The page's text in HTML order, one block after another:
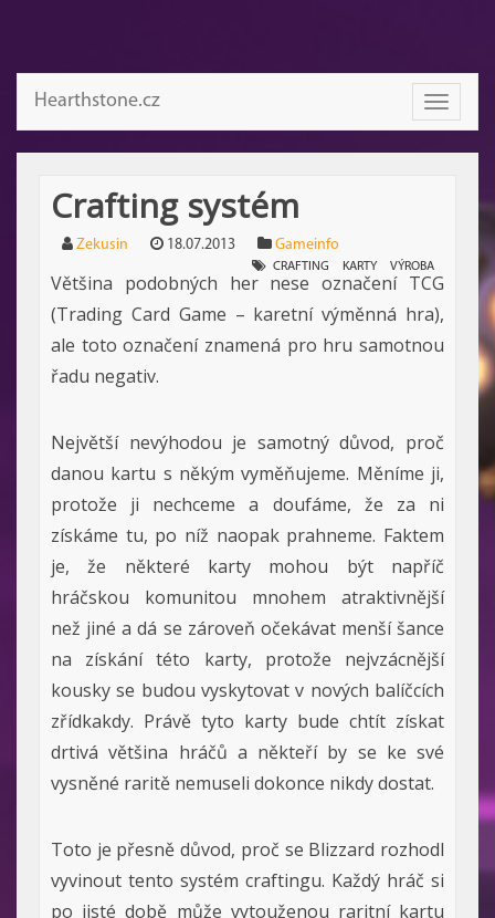
Toggle
Hearthstone.cz
Crafting systém
Zekusin 18.07.2013 Gameinfo
CRAFTING KARTY VÝROBA
Většina podobných her nese označení TCG
(Trading Card Game – karetní výměnná hra),
ale toto označení znamená pro hru samotnou
řadu negativ.
Největší nevýhodou je samotný důvod, proč
danou kartu s někým vyměňujeme. Měníme ji,
protože ji nechceme a doufáme, že za ni
získáme tu, po níž naopak prahneme. Faktem
je, že některé karty mohou být napříč
hráčskou komunitou mnohem atraktivnější
než jiné a dá se zároveň očekávat menší šance
na získání této karty, protože nejvzácnější
kousky se budou vyskytovat v nových balíčcích
zřídkakdy. Právě tyto karty bude chtít získat
drtivá většina hráčů a někteří by se ke své
vysněné raritě nemuseli dokonce nikdy dostat.
Toto je přesně důvod, proč se Blizzard rozhodl
vyvinout tento systém craftingu. Každý hráč si
po jisté době může vytouženou raritní kartu